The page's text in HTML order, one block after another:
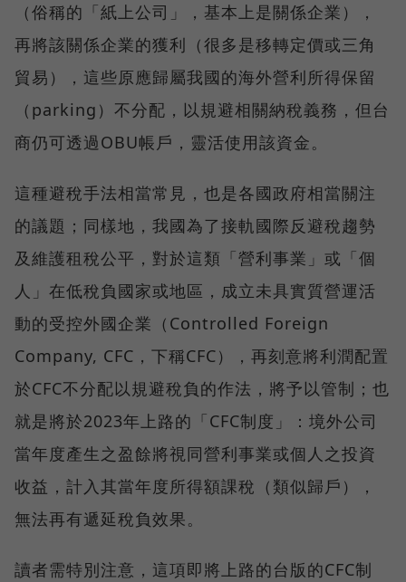
（俗稱的「紙上公司」，基本上是關係企業），
再將該關係企業的獲利（很多是移轉定價或三角
貿易），這些原應歸屬我國的海外營利所得保留
（parking）不分配，以規避相關納稅義務，但台
商仍可透過OBU帳戶，靈活使用該資金。
這種避稅手法相當常見，也是各國政府相當關注
的議題；同樣地，我國為了接軌國際反避稅趨勢
及維護租稅公平，對於這類「營利事業」或「個
人」在低稅負國家或地區，成立未具實質營運活
動的受控外國企業（Controlled Foreign
Company, CFC，下稱CFC），再刻意將利潤配置
於CFC不分配以規避稅負的作法，將予以管制；也
就是將於2023年上路的「CFC制度」：境外公司
當年度產生之盈餘將視同營利事業或個人之投資
收益，計入其當年度所得額課稅（類似歸戶），
無法再有遞延稅負效果。
讀者需特別注意，這項即將上路的台版的CFC制